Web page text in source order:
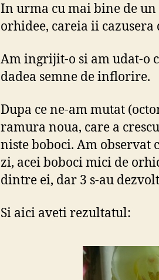
In urma cu mai bine de
orhidee, careia ii
Am ingrijit-o si am udat-o
dadea semne de inflorire.
Dupa ce ne-am mutat
ramura noua, care a
niste boboci. Am observat
zi, acei boboci mici de
dintre ei, dar 3 s-au
Si aici aveti rezultatul: